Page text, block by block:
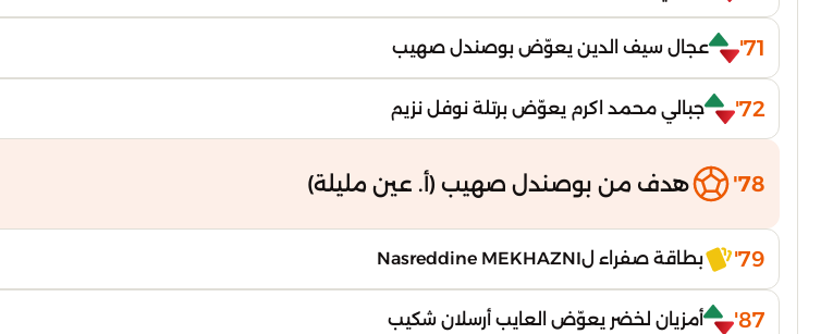
71' عجال سيف الدين يعوّض بوصندل صهيب
72' جبالي محمد اكرم يعوّض برتلة نوفل نزيم
78' هدف من بوصندل صهيب (أ. عين مليلة)
79' بطاقة صفراء لNasreddine MEKHAZNI
87' أمزيان لخضر يعوّض العايب أرسلان شكيب